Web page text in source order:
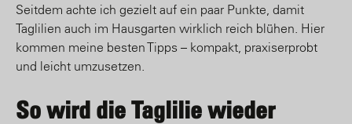
Seitdem achte ich gezielt auf ein paar Punkte, damit
Taglilien auch im Hausgarten wirklich reich blühen. Hier
kommen meine besten Tipps – kompakt, praxiserprobt
und leicht umzusetzen.
So wird die Taglilie wieder